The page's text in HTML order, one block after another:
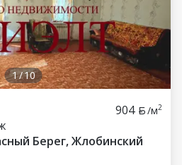
1/10
904 /м2
Берег, Жлобинский